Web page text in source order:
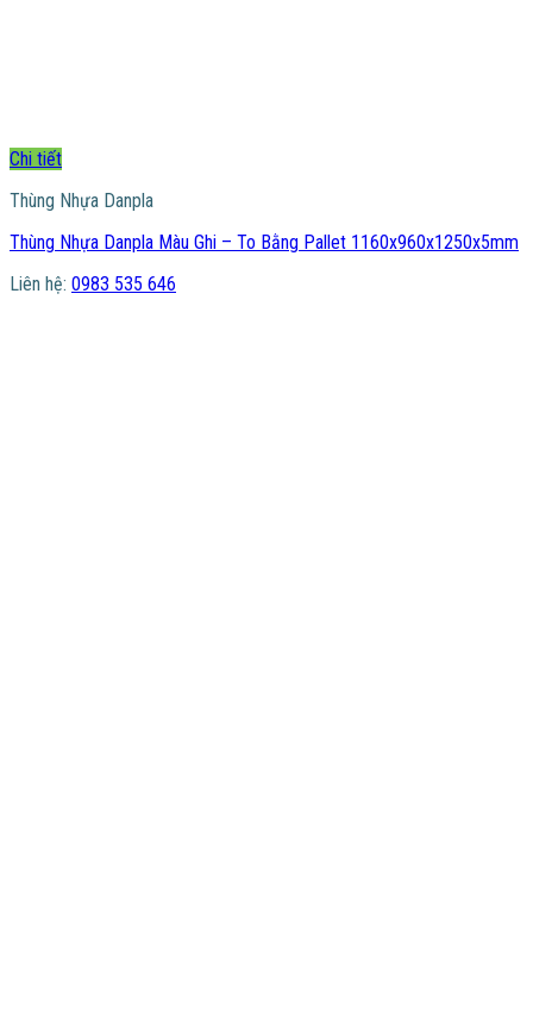
Chi tiết
Thùng Nhựa Danpla
Thùng Nhựa Danpla Màu Ghi – To Bằng Pallet 1160x960x1250x5mm
Liên hệ: 0983 535 646